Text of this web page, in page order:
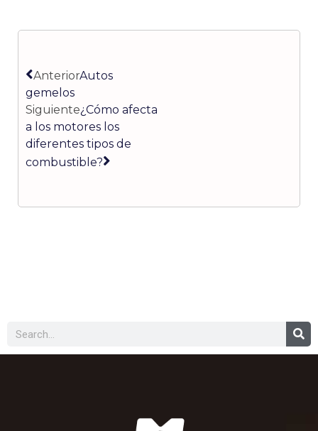
AnteriorAutos
gemelos
Siguiente¿Cómo afecta
a los motores los
diferentes tipos de
combustible?
Buscar